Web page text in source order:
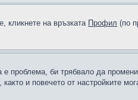
кликнете на връзката Профил (по
проблема, би трябвало да
и повечето от настройките